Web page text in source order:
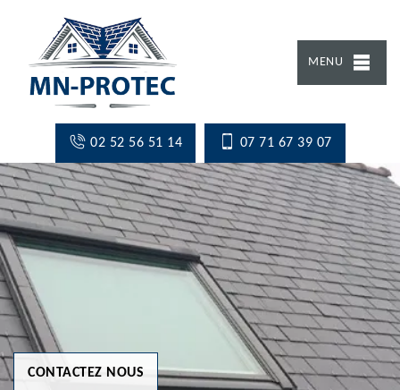
MENU
02 52 56 51 14 07 71 67 39 07
CONTACTEZ NOUS